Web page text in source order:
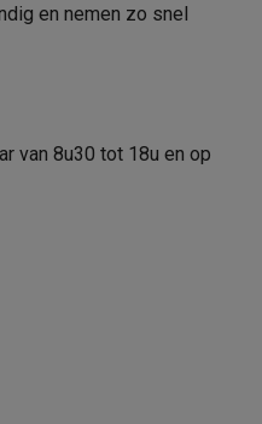
en nemen zo snel
van 8u30 tot 18u en op